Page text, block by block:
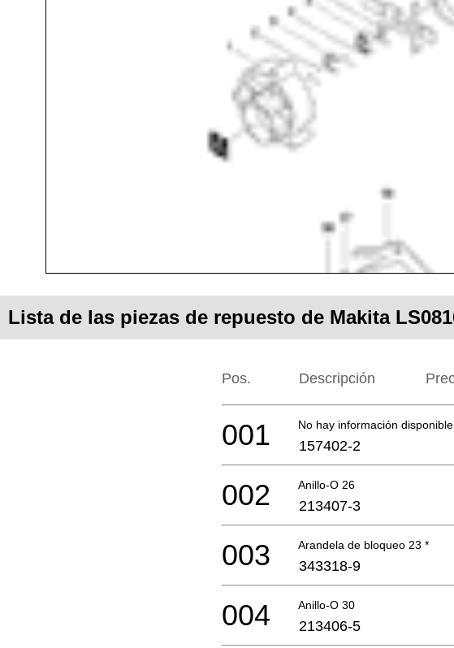
Lista de las piezas de repuesto de Makita
Pos. Descripción
No hay información
001 157402-2
Anillo-O 26
002 213407-3
Arandela de bloqueo 23 *
003 343318-9
Anillo-O 30
004 213406-5